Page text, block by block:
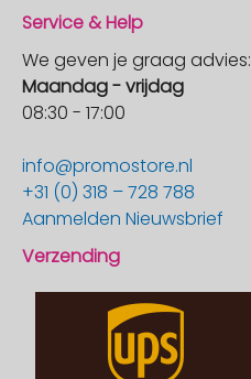
Service & Help
We geven je graag advies:
Maandag - vrijdag
08:30 - 17:00
info@promostore.nl
+31 (0) 318 – 728 788
Aanmelden Nieuwsbrief
Verzending